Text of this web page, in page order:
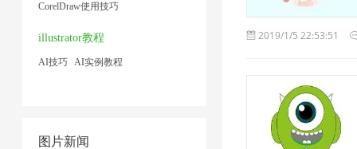
CorelDraw使用技巧
illustrator教程
AI技巧 AI实例教程
图片新闻
2019/1/5 22:53:51